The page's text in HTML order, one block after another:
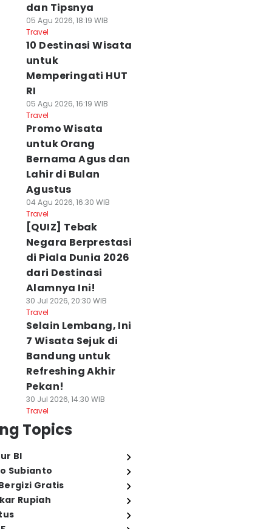
dan Tipsnya
05 Agu 2026, 18:19 WIB
Travel
10 Destinasi Wisata
untuk
Memperingati HUT
RI
05 Agu 2026, 16:19 WIB
Travel
Promo Wisata
untuk Orang
Bernama Agus dan
Lahir di Bulan
Agustus
04 Agu 2026, 16:30 WIB
Travel
[QUIZ] Tebak
Negara Berprestasi
di Piala Dunia 2026
dari Destinasi
Alamnya Ini!
30 Jul 2026, 20:30 WIB
Travel
Selain Lembang, Ini
7 Wisata Sejuk di
Bandung untuk
Refreshing Akhir
Pekan!
30 Jul 2026, 14:30 WIB
Travel
Topics
BI
Subianto
Gratis
Rupiah